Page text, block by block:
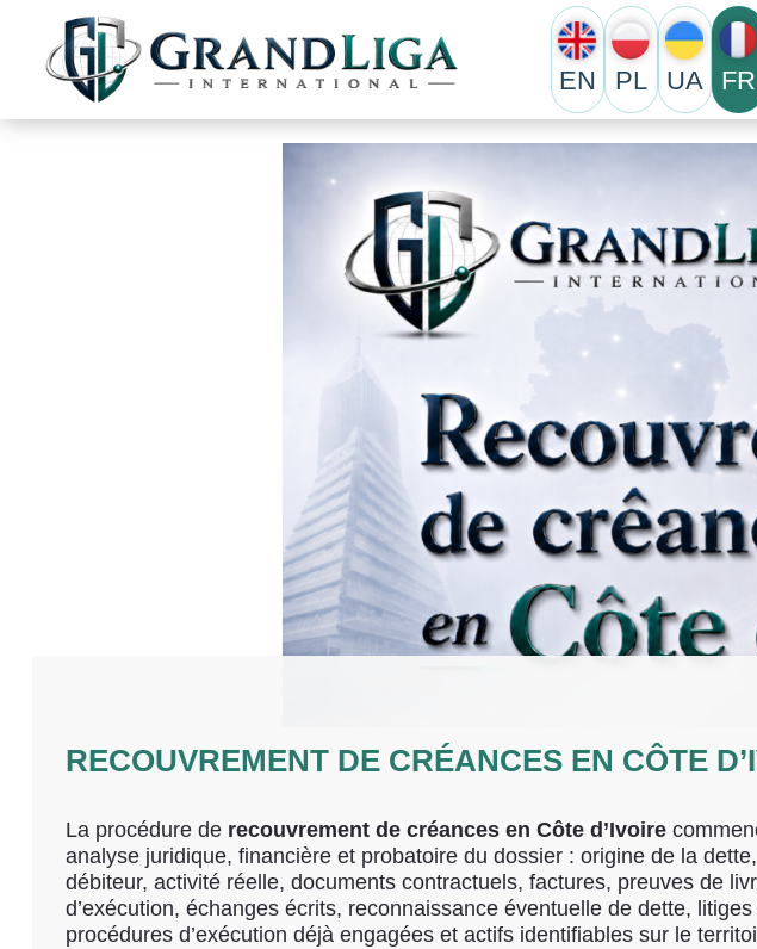
EN PL UA FR
RECOUVREMENT DE CRÉANCES EN CÔTE
La procédure de recouvrement de créances en Côte d’Ivoire
analyse juridique, financière et probatoire du dossier : origine de la
débiteur, activité réelle, documents contractuels, factures, preuves de
d’exécution, échanges écrits, reconnaissance éventuelle de dette,
procédures d’exécution déjà engagées et actifs identifiables sur le